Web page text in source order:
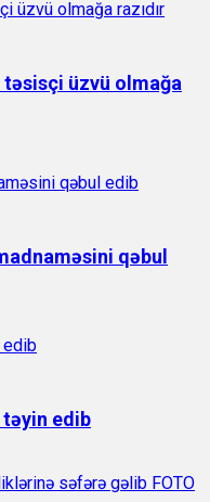
təsisçi üzvü olmağa
qəbul
edib